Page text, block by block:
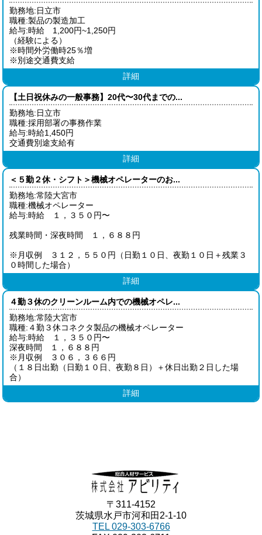
勤務地:日立市
職種:製品の製造加工
給与:時給 1,200円~1,250円
（経験による）
※時間外労働時25％増
※別途交通費支給
詳細
【土日祝休みの一般事務】20代〜30代までの...
勤務地:日立市
職種:採用部署の事務作業
給与:時給1,450円
交通費別途支給有
詳細
＜５勤２休・シフト＞機械オペレーターのお...
勤務地:常陸大宮市
職種:機械オペレーター
給与:時給 １，３５０円〜
残業時間・深夜時間 １，６８８円
※月収例 ３１２，５５０円（日勤１０日、夜勤１０日＋残業３
０時間した場合）
詳細
４勤３休のクリーンルーム内での機械オペレ...
勤務地:常陸大宮市
職種:４勤３休コネクタ製品の機械オペレーター
給与:時給 １，３５０円〜
深夜時間 １，６８８円
※月収例 ３０６，３６６円
（１８日出勤（日勤１０日、夜勤８日）＋休日出勤２日した場
合）
詳細
〒311-4152
茨城県水戸市河和田2-1-10
TEL 029-303-6766